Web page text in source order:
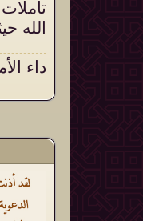
الله
داء
أثر